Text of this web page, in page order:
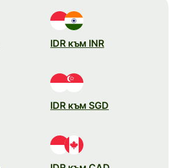
IDR към INR
IDR към SGD